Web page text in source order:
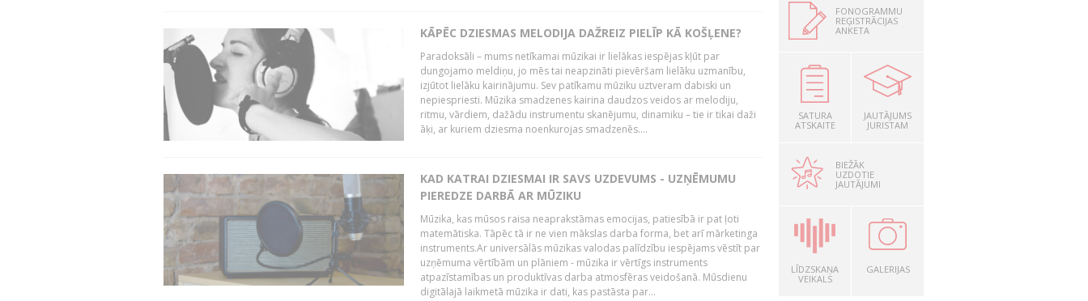
KĀPĒC DZIESMAS MELODIJA DAŽREIZ PIELĪP KĀ KOŠĻENE?
Paradoksāli – mums netīkamai mūzikai ir lielākas iespējas kļūt par
dungojamo meldiņu, jo mēs tai neapzināti pievēršam lielāku uzmanību,
izjūtot lielāku kairinājumu. Sev patīkamu mūziku uztveram dabiski un
nepiespriesti. Mūzika smadzenes kairina daudzos veidos ar melodiju,
ritmu, vārdiem, dažādu instrumentu skanējumu, dinamiku – tie ir tikai daži
āķi, ar kuriem dziesma noenkurojas smadzenēs....
KAD KATRAI DZIESMAI IR SAVS UZDEVUMS - UZŅĒMUMU
PIEREDZE DARBĀ AR MŪZIKU
Mūzika, kas mūsos raisa neaprakstāmas emocijas, patiesībā ir pat ļoti
matemātiska. Tāpēc tā ir ne vien mākslas darba forma, bet arī mārketinga
instruments.Ar universālās mūzikas valodas palīdzību iespējams vēstīt par
uzņēmuma vērtībām un plāniem - mūzika ir vērtīgs instruments
atpazīstamības un produktīvas darba atmosfēras veidošanā. Mūsdienu
digitālajā laikmetā mūzika ir dati, kas pastāsta par...
FONOGRAMMU
REĢISTRĀCIJAS
ANKETA
SATURA
ATSKAITE
JAUTĀJUMS
JURISTAM
BIEŽĀK
UZDOTIE
JAUTĀJUMI
LĪDZSKAŅA
VEIKALS
GALERIJAS